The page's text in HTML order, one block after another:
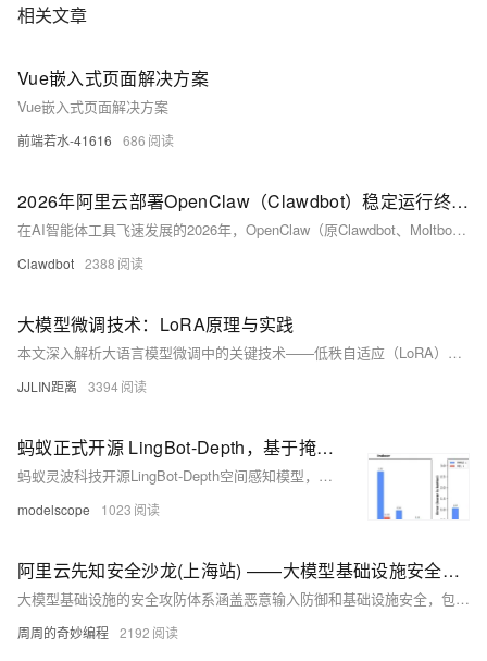
相关文章
Vue嵌入式页面解决方案
Vue嵌入式页面解决方案
前端若水-41616 686
2026年阿里云部署OpenClaw（Clawdbot）稳定运行终极指南+5大避坑设置
在AI智能体工具飞速发展的2026年，OpenClaw（原Clawdbot、Moltbot）凭借开源灵活、功能强大的特性，成为个人与中小企业打造专属AI助手的热门选择。它能承担代码开发、日程管理、文档处理等各类任务，但“脾气刁钻”的问题也让不少用户头疼——一言不合就崩溃、重启就失忆、Token消耗过快、配置文件易丢失。
Clawdbot 2388
大模型微调技术：LoRA原理与实践
本文深入解析大语言模型微调中的关键技术——低秩自适应（LoRA）。通过分析全参数微调的计算瓶颈，详细阐述LoRA的数学原理、实现机制和优势特点。文章包含完整的PyTorch实现代码、性能对比实验以及实际应用场景，为开发者提供高效微调大模型的实践指南。
JJLIN距离 3394
蚂蚁正式开源 LingBot-Depth，基于掩码深度建模的新一代空间感知模型
蚂蚁灵波科技开源LingBot-Depth空间感知模型，首创“掩码深度建模”技术，显著提升消费级双目相机对透明、反光物体的深度补全能力。实测精度与覆盖率超越顶级工业相机，支持机器人稳定抓取、4D场景理解，已轻量化部署。
modelscope 1023
阿里云先知安全沙龙(上海站) ——大模型基础设施安全攻防
大模型基础设施的安全攻防体系涵盖恶意输入防御和基础设施安全，包括框架、三方库、插件、平台、模型和系统安全。关键漏洞如CVE-2023-6019（Ray框架命令注入）、CVE-2024-5480（PyTorch分布式RPC）及llama.cpp中的多个漏洞，强调了代码安全性的重要性。模型文件安全方面，需防范pickle反序列化等风险，建议使用Safetensors格式。相关实践包括构建供应链漏洞库、智能化漏洞分析和深度检测，确保全方位防护。
周周的奇妙编程 2192